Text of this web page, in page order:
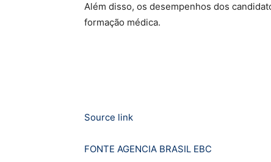
Além disso, os desempenhos dos
formação médica.
Source link
FONTE AGENCIA BRASIL EBC